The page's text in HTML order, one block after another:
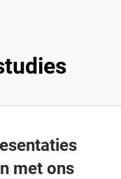
met ons